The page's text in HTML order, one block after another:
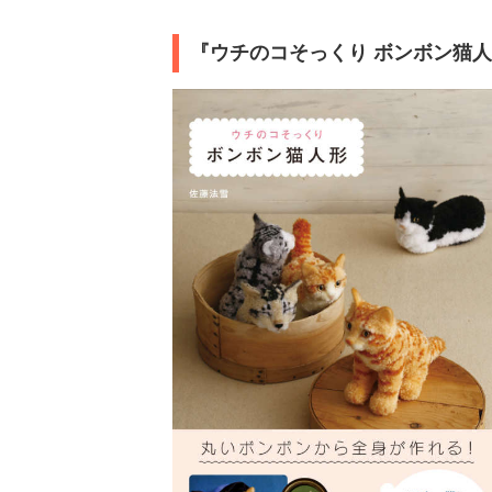
『ウチのコそっくり ボンボン猫